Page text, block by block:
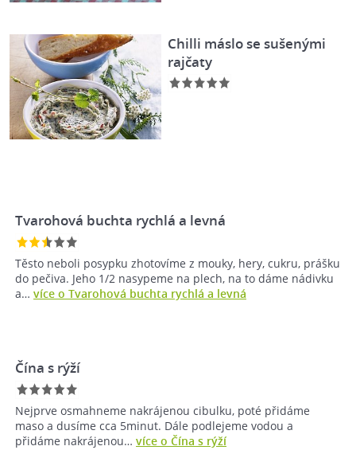
Chilli máslo se sušenými
rajčaty
Tvarohová buchta rychlá a levná
Těsto neboli posypku zhotovíme z mouky, hery, cukru, prášku
do pečiva. Jeho 1/2 nasypeme na plech, na to dáme nádivku
a… více o Tvarohová buchta rychlá a levná
Čína s rýží
Nejprve osmahneme nakrájenou cibulku, poté přidáme
maso a dusíme cca 5minut. Dále podlejeme vodou a
přidáme nakrájenou… více o Čína s rýží